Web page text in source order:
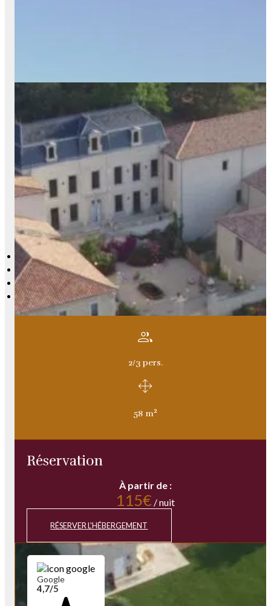
2/3 pers.
58 m2
Réservation
À partir de :
115€ / nuit
RÉSERVER L'HÉBERGEMENT
Google
4,7/5